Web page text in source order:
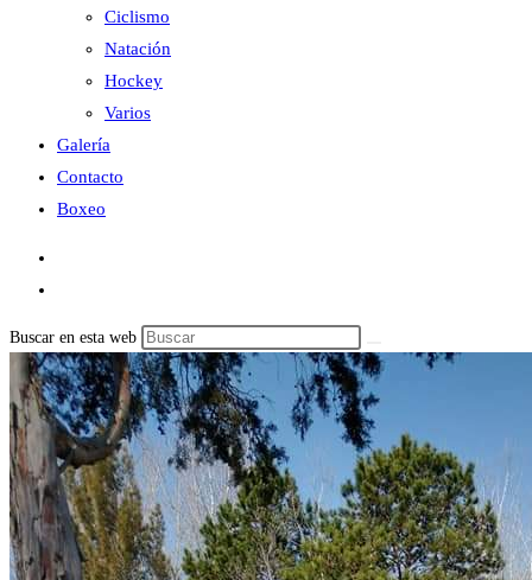
Ciclismo
Natación
Hockey
Varios
Galería
Contacto
Boxeo
Buscar en esta web